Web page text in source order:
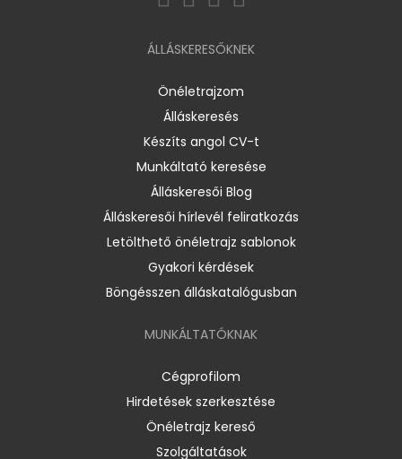
ÁLLÁSKERESŐKNEK
Önéletrajzom
Álláskeresés
Készíts angol CV-t
Munkáltató keresése
Álláskeresői Blog
Álláskeresői hírlevél feliratkozás
Letölthető önéletrajz sablonok
Gyakori kérdések
Böngésszen álláskatalógusban
MUNKÁLTATÓKNAK
Cégprofilom
Hirdetések szerkesztése
Önéletrajz kereső
Szolgáltatások